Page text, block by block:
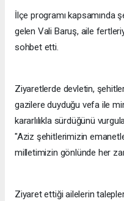
İlçe programı kapsamında
gelen Vali Baruş, aile
sohbet etti.
Ziyaretlerde devletin,
gazilere duyduğu vefa ile
kararlılıkla sürdüğünü
"Aziz şehitlerimizin
milletimizin gönlünde her
Ziyaret ettiği ailelerin